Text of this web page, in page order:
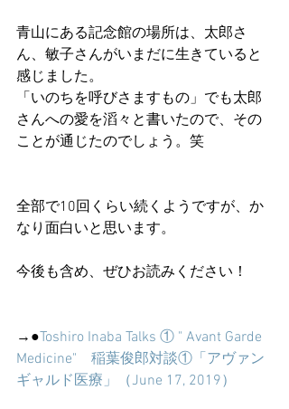
青山にある記念館の場所は、太郎さ
ん、敏子さんがいまだに生きていると
感じました。
「いのちを呼びさますもの」でも太郎
さんへの愛を滔々と書いたので、その
ことが通じたのでしょう。笑
全部で10回くらい続くようですが、か
なり面白いと思います。
今後も含め、ぜひお読みください！
→●Toshiro Inaba Talks ① " Avant Garde
Medicine"　稲葉俊郎対談①「アヴァン
ギャルド医療」（June 17, 2019）